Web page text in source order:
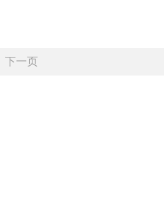
下一页